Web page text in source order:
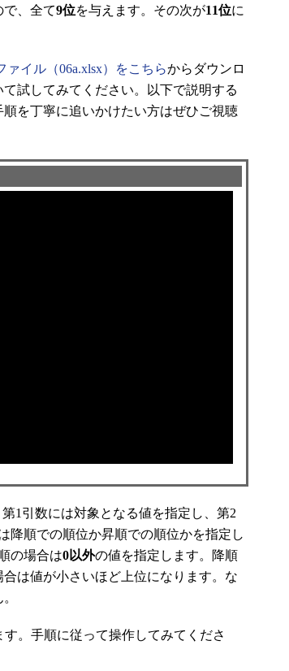
、全て9位を与えます。その次が11位に
ァイル（06a.xlsx）をこちらからダウンロ
試してみてください。以下で説明する
順を丁寧に追いかけたい方はぜひご視聴
1引数には対象となる値を指定し、第2
降順での順位か昇順での順位かを指定し
の場合は0以外の値を指定します。降順
は値が小さいほど上位になります。な
。手順に従って操作してみてくださ